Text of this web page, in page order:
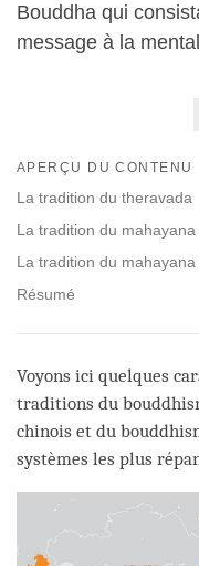
Bouddha qui
message à la
APERÇU DU CONTENU
La tradition du theravada
La tradition du mahayana
La tradition du mahayana
Résumé
Voyons ici quelques
traditions du
chinois et du
systèmes les plus